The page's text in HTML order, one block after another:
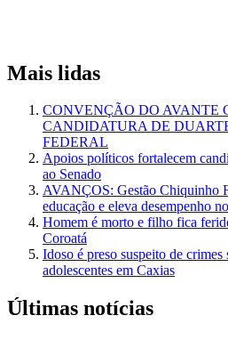
Mais lidas
CONVENÇÃO DO AVANTE
CANDIDATURA DE
FEDERAL
Apoios políticos fortalecem
ao Senado
AVANÇOS: Gestão Chiquinho
educação e eleva desempenho
Homem é morto e filho fica
Coroatá
Idoso é preso suspeito de crimes
adolescentes em Caxias
Últimas notícias